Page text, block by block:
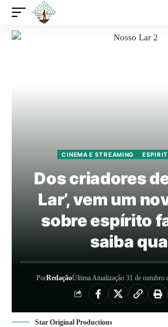
CINEMA E STREAMING
Dos criadores
Lar’, vem um
sobre espírito
saiba
PorRedaçãoÚltima Atualização 31 de outubro
Star Original Productions